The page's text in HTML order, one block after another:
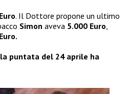
. Il Dottore propone un ultimo
Simon aveva 5.000 Euro
puntata del 24 aprile ha